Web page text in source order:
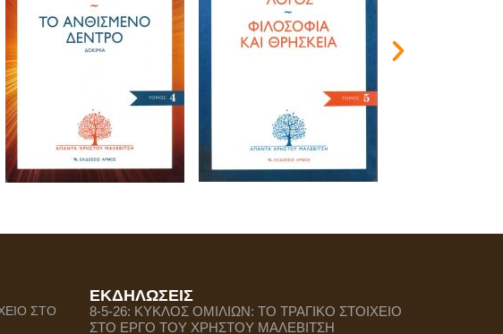
ΣΤΟ
ΕΚΔΗΛΩΣΕΙΣ
8-5-26: ΚΥΚΛΟΣ ΟΜΙΛΙΩΝ: ΤΟ ΤΡΑΓΙΚΟ ΣΤΟΙΧΕΙΟ
ΣΤΟ ΕΡΓΟ ΤΟΥ ΧΡΗΣΤΟΥ ΜΑΛΕΒΙΤΣΗ